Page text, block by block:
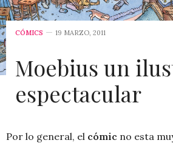
CÓMICS 19 MARZO, 2011
Moebius un
espectacular
Por lo general, el cómic no esta